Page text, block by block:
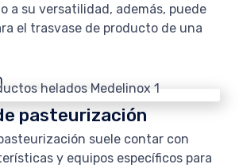
a su versatilidad, además, puede
el trasvase de producto de una
pasteurización
suele contar con
y equipos específicos para